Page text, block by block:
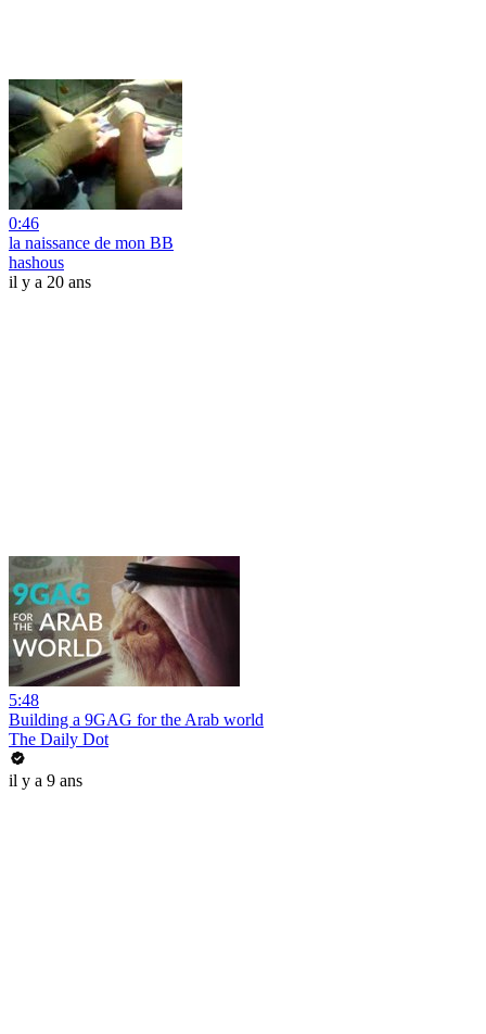
0:46
la naissance de mon BB
hashous
il y a 20 ans
5:48
Building a 9GAG for the Arab world
The Daily Dot
il y a 9 ans